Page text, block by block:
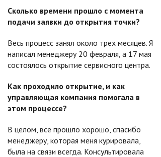
Сколько времени прошло с момента
подачи заявки до открытия точки?
Весь процесс занял около трех месяцев. Я
написал менеджеру 20 февраля, а 17 мая
состоялось открытие сервисного центра.
Как проходило открытие, и как
управляющая компания помогала в
этом процессе?
В целом, все прошло хорошо, спасибо
менеджеру, которая меня курировала,
была на связи всегда. Консультировала